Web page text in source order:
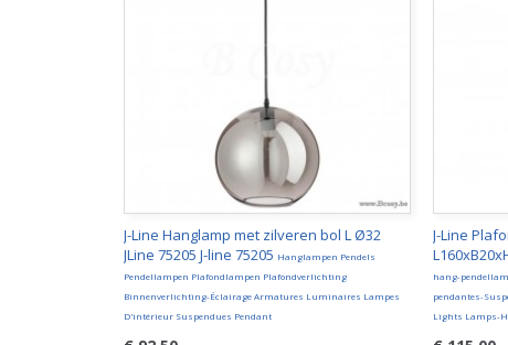
J-Line Hanglamp met zilveren bol L Ø32
JLine 75205 J-line 75205 Hanglampen Pendels
Pendellampen Plafondlampen Plafondverlichting
Binnenverlichting-Éclairage Armatures Luminaires Lampes
D'intérieur Suspendues Pendant
J-Line
hang-
pendantes-
Lights Lamps-